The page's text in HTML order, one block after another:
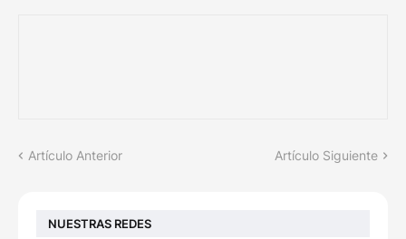
Artículo Anterior Artículo Siguiente
NUESTRAS REDES